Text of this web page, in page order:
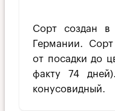
Сорт создан в
Германии.
от посадки до
факту 74
конусовидный.